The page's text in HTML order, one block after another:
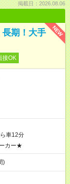
掲載日：2026.08.06
NEW
長期！大手
接OK
車12分
カー★
)